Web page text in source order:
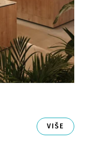
VIŠE